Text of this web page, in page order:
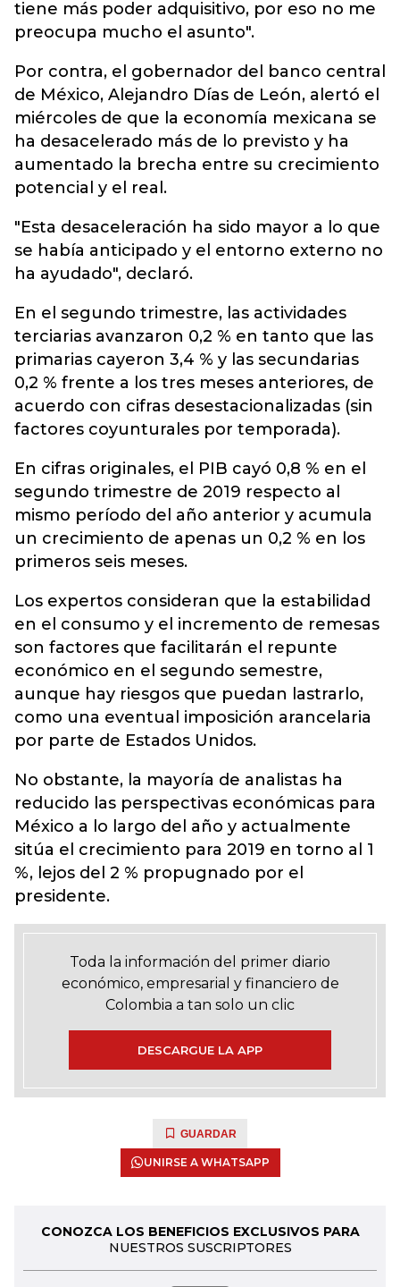
tiene más poder adquisitivo, por eso no me
preocupa mucho el asunto".
Por contra, el gobernador del banco central
de México, Alejandro Días de León, alertó el
miércoles de que la economía mexicana se
ha desacelerado más de lo previsto y ha
aumentado la brecha entre su crecimiento
potencial y el real.
"Esta desaceleración ha sido mayor a lo que
se había anticipado y el entorno externo no
ha ayudado", declaró.
En el segundo trimestre, las actividades
terciarias avanzaron 0,2 % en tanto que las
primarias cayeron 3,4 % y las secundarias
0,2 % frente a los tres meses anteriores, de
acuerdo con cifras desestacionalizadas (sin
factores coyunturales por temporada).
En cifras originales, el PIB cayó 0,8 % en el
segundo trimestre de 2019 respecto al
mismo período del año anterior y acumula
un crecimiento de apenas un 0,2 % en los
primeros seis meses.
Los expertos consideran que la estabilidad
en el consumo y el incremento de remesas
son factores que facilitarán el repunte
económico en el segundo semestre,
aunque hay riesgos que puedan lastrarlo,
como una eventual imposición arancelaria
por parte de Estados Unidos.
No obstante, la mayoría de analistas ha
reducido las perspectivas económicas para
México a lo largo del año y actualmente
sitúa el crecimiento para 2019 en torno al 1
%, lejos del 2 % propugnado por el
presidente.
Toda la información del primer diario
económico, empresarial y financiero de
Colombia a tan solo un clic
DESCARGUE LA APP
GUARDAR
UNIRSE A WHATSAPP
CONOZCA LOS BENEFICIOS EXCLUSIVOS PARA
NUESTROS SUSCRIPTORES